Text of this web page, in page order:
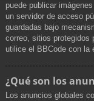
puede publicar
un servidor de acceso
guardadas bajo
correo, sitios protegidos
utilice el BBCode con la
¿Qué son los
Los anuncios globales